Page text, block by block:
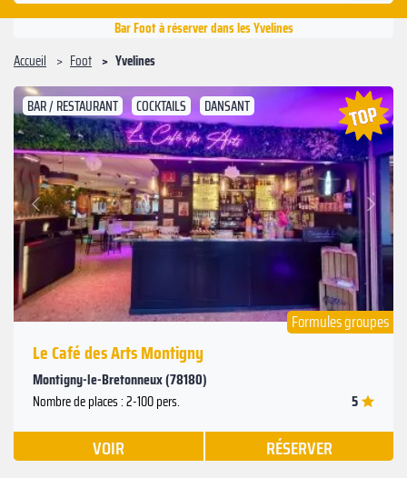
Bar Foot à réserver dans les Yvelines
Accueil
Foot Yvelines
BAR / RESTAURANT COCKTAILS DANSANT
Précédent
Suivant
Formules groupes
Le Café des Arts Montigny
Montigny-le-Bretonneux (78180)
Nombre de places : 2-100 pers. 5
VOIR RÉSERVER